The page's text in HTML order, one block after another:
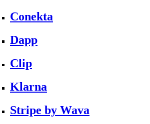
Conekta
Dapp
Clip
Klarna
Stripe by Wava